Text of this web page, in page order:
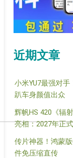
近期文章
小米YU7最强对
趴车身颜值出众
辉帆HS 420《辐
亮相：2027年正
传片神器！鸿蒙
件免压缩直传